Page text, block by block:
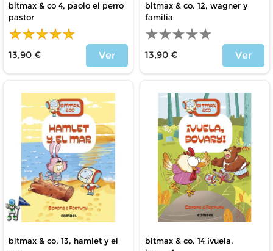
bitmax & co 4, paolo el perro
pastor
13,90 €
Ver
bitmax & co. 12, wagner y
familia
13,90 €
Ver
bitmax & co. 13, hamlet y el
bitmax & co. 14 ¡vuela,